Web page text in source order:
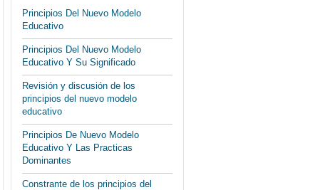
Principios Del Nuevo Modelo
Educativo
Principios Del Nuevo Modelo
Educativo Y Su Significado
Revisión y discusión de los
principios del nuevo modelo
educativo
Principios De Nuevo Modelo
Educativo Y Las Practicas
Dominantes
Constrante de los principios del